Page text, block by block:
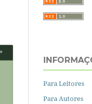
Para Leitores
Para Autores